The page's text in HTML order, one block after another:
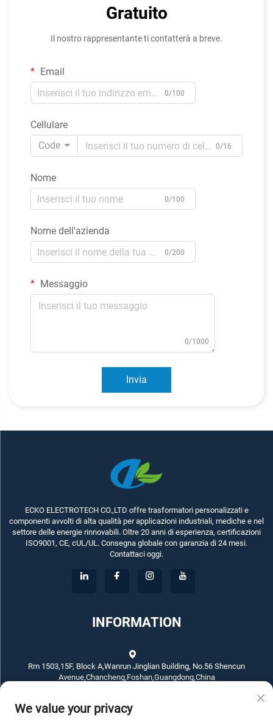
Gratuito
Il nostro rappresentante ti contatterà a breve.
Email
0/100
Cellulare
Code
0/16
Nome
0/100
Nome dell'azienda
0/200
Messaggio
0/1000
Invia
ECKO ELECTROTECH CO.,LTD offre trasformatori personalizzati e
componenti avvolti di alta qualità per applicazioni industriali, mediche e nel
settore delle energie rinnovabili. Oltre 20 anni di esperienza, certificazioni
ISO9001, CE, cUL/UL. Consegna globale con garanzia di 24 mesi.
Contattaci oggi.
INFORMATION
Rm 1503,15F, Block A,Wanrun Jinglian Building, No.56 Shencun
Avenue,Chancheng,Foshan,Guangdong,China
+86-757-83789311
We value your privacy